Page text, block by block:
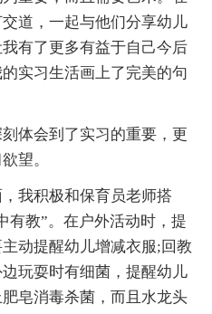
道，一起与他们分享幼儿
有了更多有益于自己今后
实习生活画上了完美的句
体会到了实习的重要，更
望。
我积极和保育员老师搭
有教”。在户外活动时，提
动提醒幼儿增减衣服;回教
玩耍时有细菌，提醒幼儿
皂消毒杀菌，而且水龙头